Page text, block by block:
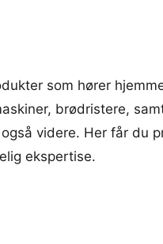
som hører
brødristere,
videre. Her får du
ekspertise.